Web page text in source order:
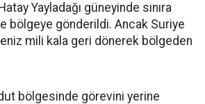
Yayladağı güneyinde sınıra
bölgeye gönderildi. Ancak Suriye
mili kala geri dönerek bölgeden
bölgesinde görevini yerine